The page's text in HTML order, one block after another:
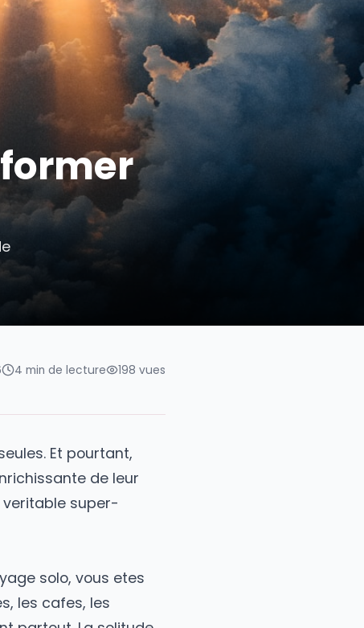
grande
janvier 2026 4 min de lecture
seules. Et pourtant,
plus enrichissante de leur
en un veritable super-